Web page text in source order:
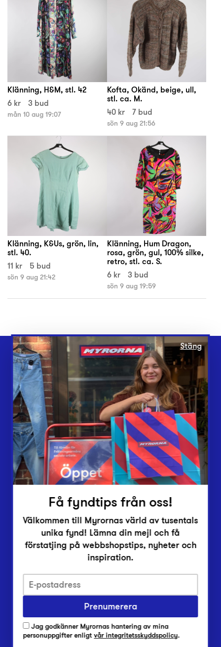
Klänning, H&M, stl. 42
6 kr
3 bud
mån 10 aug 19:07
Kofta, Okänd, beige, ull,
stl. ca. M.
40 kr
7 bud
sön 9 aug 21:56
Klänning, K&Us, grön, lin,
stl. 40.
11 kr
5 bud
sön 9 aug 21:42
Klänning, Hum Dragon,
rosa, grön, gul, 100% silke,
retro, stl. ca. S.
6 kr
3 bud
sön 9 aug 19:59
Webbshop
Butiker
Lämna in
Vårt överskott
Inlämningsplatser
Om Myrorna
Lediga jobb
Pressrum
Integritetsskyddspolicy
Har du frågor om onlineköp, leverans eller retur?
Har du frågor om vår verksamhet?
Vanliga frågor om Myrorna
Stäng
Få fyndtips från oss!
Välkommen till Myrornas värld av tusentals
unika fynd! Lämna din mejl och få
förstatjing på webbshopstips, nyheter och
inspiration.
Prenumerera
Jag godkänner Myrornas hantering av mina
personuppgifter enligtvår integritetsskyddspolicy.